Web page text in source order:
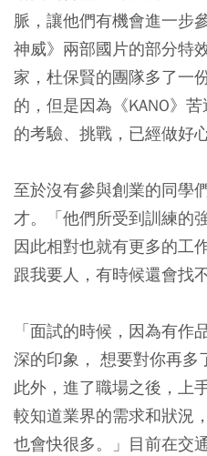
脈，讓他們有機會進一步
神威》兩部國片的部分特
家，杜保賢的團隊多了一
的，但是因為《KANO》
的考驗、挑戰，已經做好
至於沒有參與創業的同學
才。「他們所受到訓練的
因此相對也就有更多的工
跟我要人，有時候還會找
「面試的時候，因為有作
深的印象， 想要對你再多
此外，進了職場之後，上
較知道業界的需求和狀況
也會快很多。」目前在交